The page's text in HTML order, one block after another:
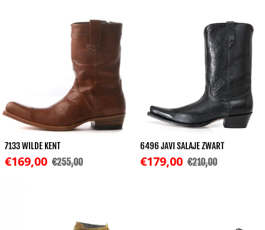
7133 WILDE KENT
Korting
€169,00 Normale prijs
€255,00
6496 JAVI SALAJE ZWART
Korting
€179,00 Normale prijs
€210,00